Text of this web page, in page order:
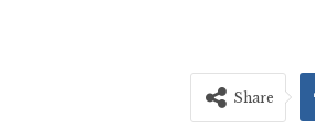
Share